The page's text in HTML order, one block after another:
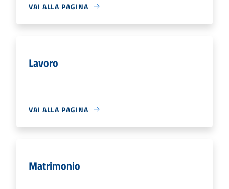
VAI ALLA PAGINA
Lavoro
VAI ALLA PAGINA
Matrimonio